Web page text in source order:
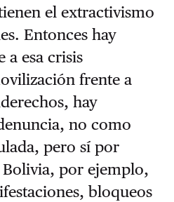
el extractivismo
Entonces hay
a esa crisis
frente a
hay
no como
pero sí por
Bolivia, por ejemplo,
bloqueos